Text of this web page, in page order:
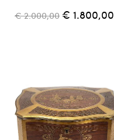
€ 2.000,00 € 1.800,00